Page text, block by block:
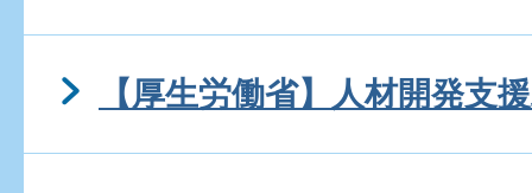
【厚生労働省】人材開発支